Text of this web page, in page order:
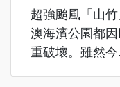
超強颱風「山
澳海濱公園都
重破壞。雖然今